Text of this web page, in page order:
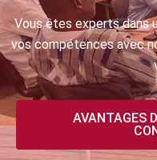
Vous êtes experts dans
vos compétences avec
AVANTAGES